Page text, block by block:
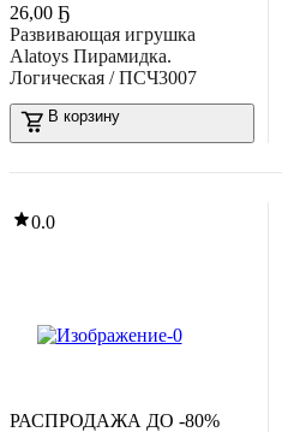
26,00 Ҕ
Развивающая игрушка
Alatoys Пирамидка.
Логическая / ПСЧ3007
В корзину
0.0
РАСПРОДАЖА ДО -80%